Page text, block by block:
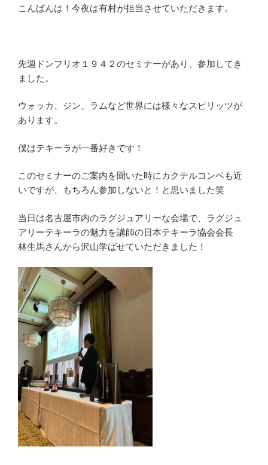
こんばんは！今夜は有村が担当させていただきます。
先週ドンフリオ１９４２のセミナーがあり、参加してき
ました。
ウォッカ、ジン、ラムなど世界には様々なスピリッツが
あります。
僕はテキーラが一番好きです！
このセミナーのご案内を聞いた時にカクテルコンペも近
いですが、もちろん参加しないと！と思いました笑
当日は名古屋市内のラグジュアリーな会場で、ラグジュ
アリーテキーラの魅力を講師の日本テキーラ協会会長
林生馬さんから沢山学ばせていただきました！